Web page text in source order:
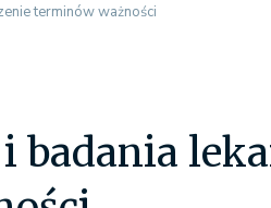
terminów ważności
badania